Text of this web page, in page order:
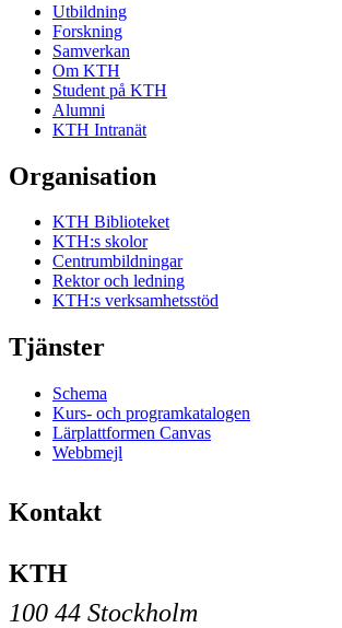
Utbildning
Forskning
Samverkan
Om KTH
Student på KTH
Alumni
KTH Intranät
Organisation
KTH Biblioteket
KTH:s skolor
Centrumbildningar
Rektor och ledning
KTH:s verksamhetsstöd
Tjänster
Schema
Kurs- och programkatalogen
Lärplattformen Canvas
Webbmejl
Kontakt
KTH
100 44 Stockholm